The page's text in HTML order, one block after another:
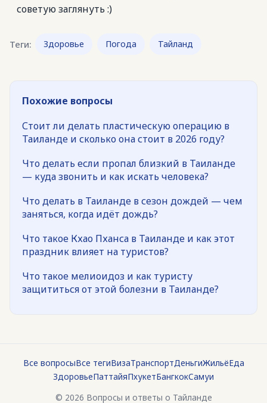
советую заглянуть :)
Теги: Здоровье Погода Тайланд
Похожие вопросы
Стоит ли делать пластическую операцию в
Таиланде и сколько она стоит в 2026 году?
Что делать если пропал близкий в Таиланде
— куда звонить и как искать человека?
Что делать в Таиланде в сезон дождей — чем
заняться, когда идёт дождь?
Что такое Кхао Пханса в Таиланде и как этот
праздник влияет на туристов?
Что такое мелиоидоз и как туристу
защититься от этой болезни в Таиланде?
Все вопросыВсе тегиВизаТранспортДеньгиЖильёЕда
ЗдоровьеПаттайяПхукетБангкокСамуи
© 2026 Вопросы и ответы о Тайланде